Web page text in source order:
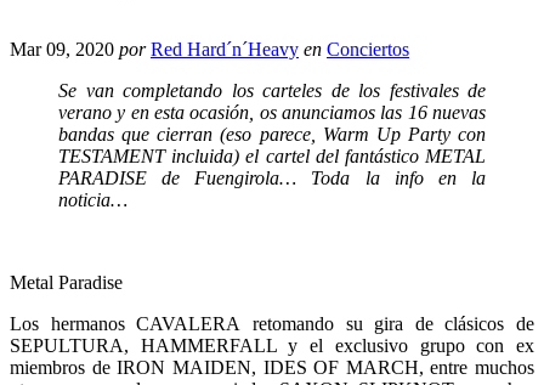
Mar 09, 2020 por Red Hard´n´Heavy en Conciertos
Se van completando los carteles de los festivales de
verano y en esta ocasión, os anunciamos las 16 nuevas
bandas que cierran (eso parece, Warm Up Party con
TESTAMENT incluida) el cartel del fantástico METAL
PARADISE de Fuengirola… Toda la info en la
noticia…
Metal Paradise
Los hermanos CAVALERA retomando su gira de clásicos de
SEPULTURA, HAMMERFALL y el exclusivo grupo con ex
miembros de IRON MAIDEN, IDES OF MARCH, entre muchos